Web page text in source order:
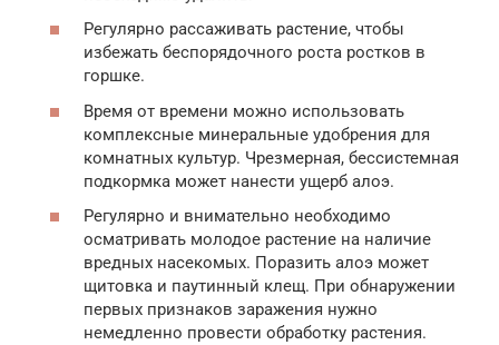
Регулярно рассаживать растение, чтобы
избежать беспорядочного роста ростков в
горшке.
Время от времени можно использовать
комплексные минеральные удобрения для
комнатных культур. Чрезмерная, бессистемная
подкормка может нанести ущерб алоэ.
Регулярно и внимательно необходимо
осматривать молодое растение на наличие
вредных насекомых. Поразить алоэ может
щитовка и паутинный клещ. При обнаружении
первых признаков заражения нужно
немедленно провести обработку растения.